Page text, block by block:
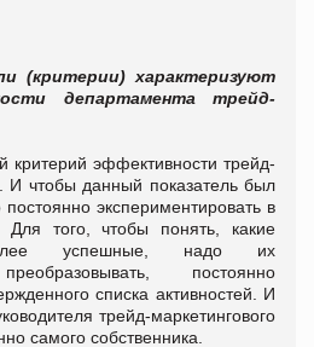
(критерии) характеризуют
департамента трейд-
критерий эффективности трейд-
И чтобы данный показатель был
экспериментировать в
Для того, чтобы понять, какие
успешные, надо их
постоянно
списка активностей. И
трейд-маркетингового
самого собственника.